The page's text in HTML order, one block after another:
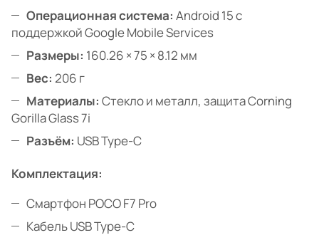
Операционная система: Android 15 с
поддержкой Google Mobile Services
Размеры: 160.26 × 75 × 8.12 мм
Вес: 206 г
Материалы: Стекло и металл, защита Corning
Gorilla Glass 7i
Разъём: USB Type-C
Комплектация:
Смартфон POCO F7 Pro
Кабель USB Type-C